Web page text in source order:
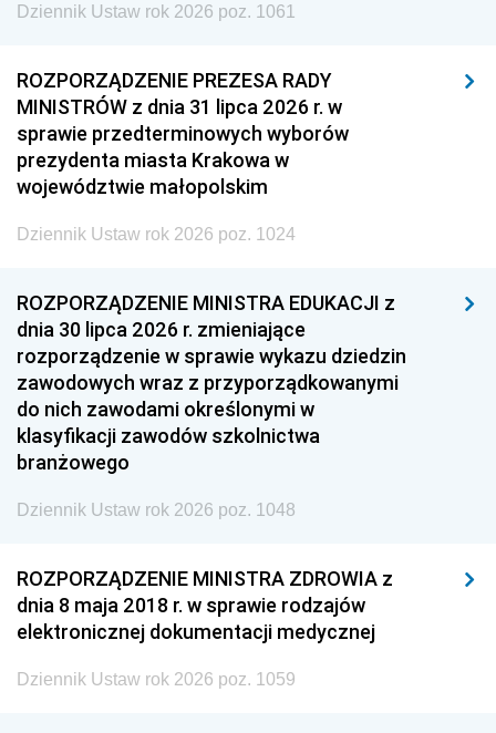
Dziennik Ustaw rok 2026 poz. 1061
ROZPORZĄDZENIE PREZESA RADY
MINISTRÓW z dnia 31 lipca 2026 r. w
sprawie przedterminowych wyborów
prezydenta miasta Krakowa w
województwie małopolskim
Dziennik Ustaw rok 2026 poz. 1024
ROZPORZĄDZENIE MINISTRA EDUKACJI z
dnia 30 lipca 2026 r. zmieniające
rozporządzenie w sprawie wykazu dziedzin
zawodowych wraz z przyporządkowanymi
do nich zawodami określonymi w
klasyfikacji zawodów szkolnictwa
branżowego
Dziennik Ustaw rok 2026 poz. 1048
ROZPORZĄDZENIE MINISTRA ZDROWIA z
dnia 8 maja 2018 r. w sprawie rodzajów
elektronicznej dokumentacji medycznej
Dziennik Ustaw rok 2026 poz. 1059